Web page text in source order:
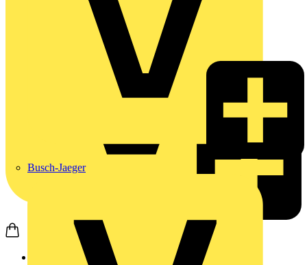
Busch-Jaeger